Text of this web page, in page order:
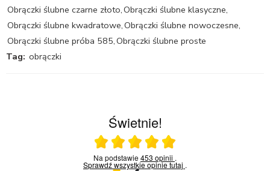
Obrączki ślubne czarne złoto,Obrączki ślubne klasyczne,
Obrączki ślubne kwadratowe,Obrączki ślubne nowoczesne,
Obrączki ślubne próba 585,Obrączki ślubne proste
Tag: obrączki
Świetnie!
Ocena średnia 5 na 5
Na podstawie453 opinii .
Sprawdź wszystkie opinietutaj .